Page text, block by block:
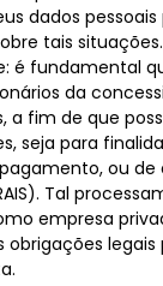
dados
tais situações.
é fundamental
da
a fim de que
seja para
ou
Tal
empresa
legais